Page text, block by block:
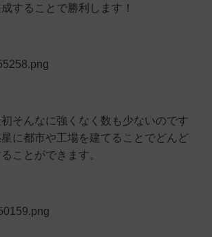
することで勝利します！
そんなに強くなく数も少ないのです
に都市や工場を建てることでどんど
ことができます。